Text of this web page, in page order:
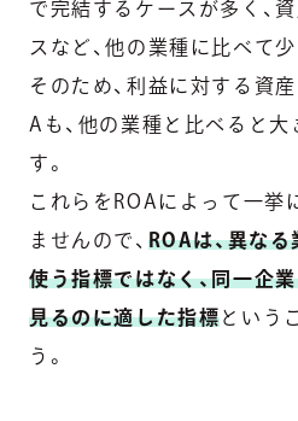
で完結するケースが多く、
スなど、他の業種に比べて
そのため、利益に対する資
Aも、他の業種と比べると
す。
これらをROAによって一挙
ませんので、 ROAは、異な
使う指標ではなく、同一企
見るのに適した指標という
う。